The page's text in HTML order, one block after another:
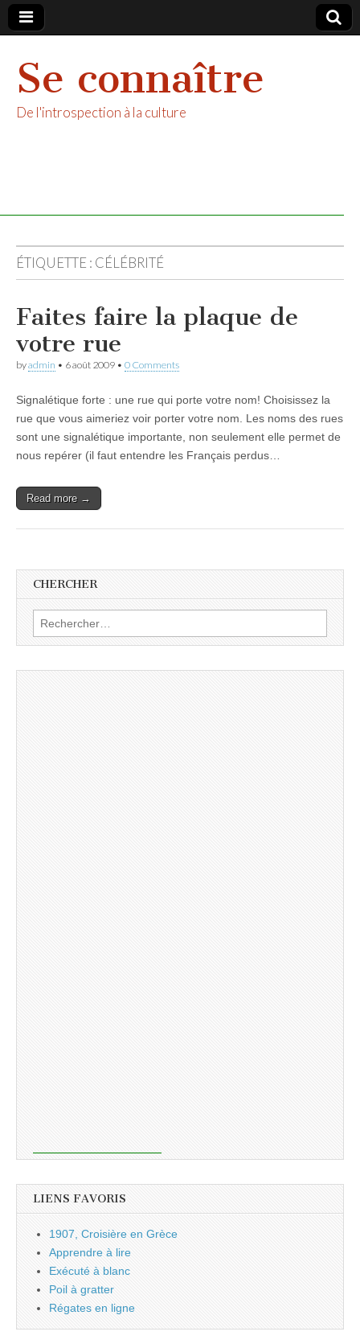
Se connaître
De l'introspection à la culture
ÉTIQUETTE : CÉLÉBRITÉ
Faites faire la plaque de
votre rue
byadmin • 6 août 2009 • 0 Comments
Signalétique forte : une rue qui porte votre nom! Choisissez la
rue que vous aimeriez voir porter votre nom. Les noms des rues
sont une signalétique importante, non seulement elle permet de
nous repérer (il faut entendre les Français perdus…
Read more →
CHERCHER
Rechercher :
LIENS FAVORIS
1907, Croisière en Grèce
Apprendre à lire
Exécuté à blanc
Poil à gratter
Régates en ligne